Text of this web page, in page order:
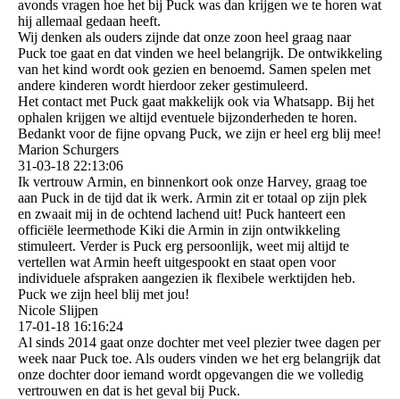
avonds vragen hoe het bij Puck was dan krijgen we te horen wat
hij allemaal gedaan heeft.
Wij denken als ouders zijnde dat onze zoon heel graag naar
Puck toe gaat en dat vinden we heel belangrijk. De ontwikkeling
van het kind wordt ook gezien en benoemd. Samen spelen met
andere kinderen wordt hierdoor zeker gestimuleerd.
Het contact met Puck gaat makkelijk ook via Whatsapp. Bij het
ophalen krijgen we altijd eventuele bijzonderheden te horen.
Bedankt voor de fijne opvang Puck, we zijn er heel erg blij mee!
Marion Schurgers
31-03-18 22:13:06
Ik vertrouw Armin, en binnenkort ook onze Harvey, graag toe
aan Puck in de tijd dat ik werk. Armin zit er totaal op zijn plek
en zwaait mij in de ochtend lachend uit! Puck hanteert een
officiële leermethode Kiki die Armin in zijn ontwikkeling
stimuleert. Verder is Puck erg persoonlijk, weet mij altijd te
vertellen wat Armin heeft uitgespookt en staat open voor
individuele afspraken aangezien ik flexibele werktijden heb.
Puck we zijn heel blij met jou!
Nicole Slijpen
17-01-18 16:16:24
Al sinds 2014 gaat onze dochter met veel plezier twee dagen per
week naar Puck toe. Als ouders vinden we het erg belangrijk dat
onze dochter door iemand wordt opgevangen die we volledig
vertrouwen en dat is het geval bij Puck.